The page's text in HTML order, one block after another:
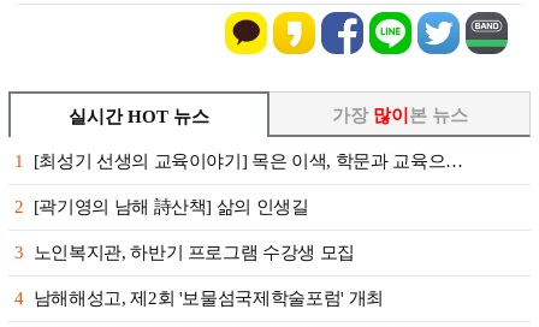
실시간 HOT 뉴스
1 [최성기 선생의 교육이야기] 목은 이색, 학문과 교육으…
2 [곽기영의 남해 詩산책] 삶의 인생길
3 노인복지관, 하반기 프로그램 수강생 모집
4 남해해성고, 제2회 '보물섬국제학술포럼' 개최
가장 많이 본 뉴스